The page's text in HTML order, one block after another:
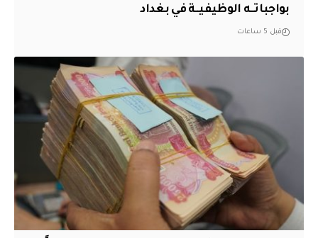
بواجباتــه الوظيفيــة في بغداد
قبل 5 ساعات